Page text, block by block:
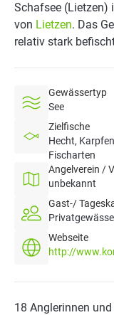
Schafsee (Lietzen)
von Lietzen. Das
relativ stark
Gewässertyp
See
Zielfische
Hecht,
Fischarten
Angelverein /
unbekannt
Gast-/
Webseite
http://
18 Anglerinnen